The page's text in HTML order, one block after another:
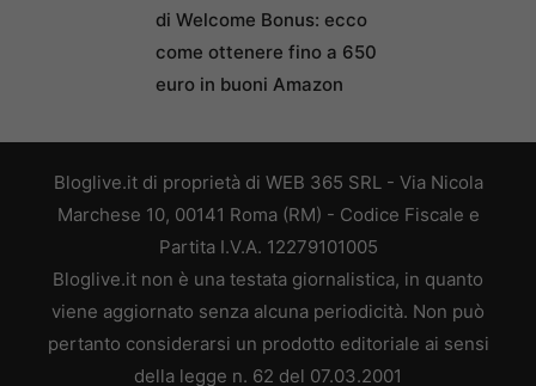
di Welcome Bonus: ecco
come ottenere fino a 650
euro in buoni Amazon
Bloglive.it di proprietà di WEB 365 SRL - Via Nicola
Marchese 10, 00141 Roma (RM) - Codice Fiscale e
Partita I.V.A. 12279101005
Bloglive.it non è una testata giornalistica, in quanto
viene aggiornato senza alcuna periodicità. Non può
pertanto considerarsi un prodotto editoriale ai sensi
della legge n. 62 del 07.03.2001